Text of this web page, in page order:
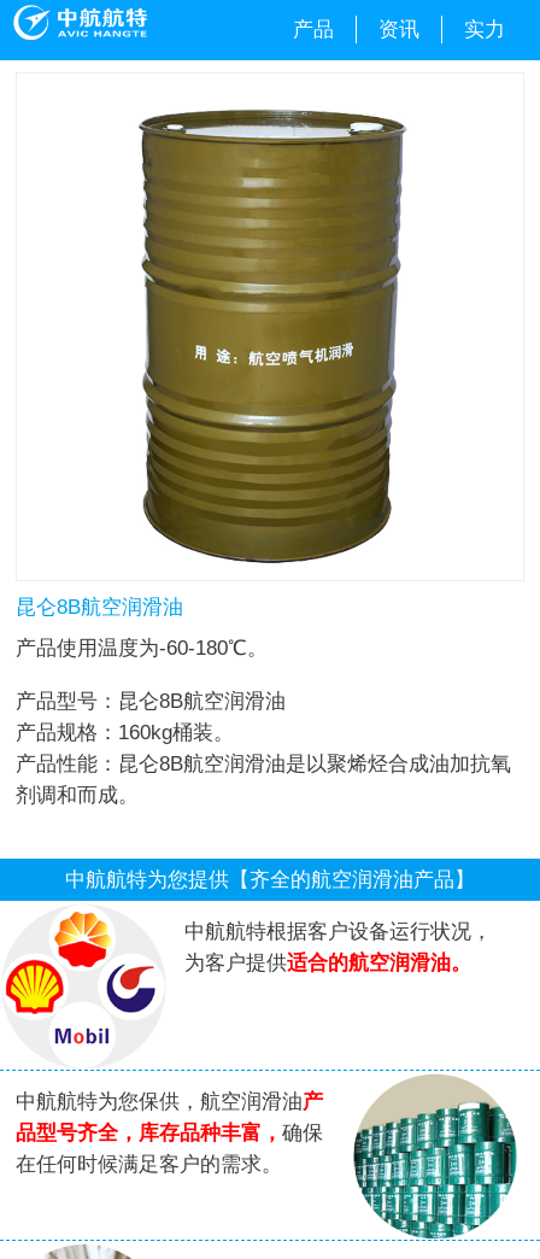
产品 资讯 实力
昆仑8B航空润滑油
产品使用温度为-60-180℃。
产品型号：昆仑8B航空润滑油
产品规格：160kg桶装。
产品性能：昆仑8B航空润滑油是以聚烯烃合成油加抗氧
剂调和而成。
中航航特为您提供【齐全的航空润滑油产品】
中航航特根据客户设备运行状况，
为客户提供适合的航空润滑油。
中航航特为您保供，航空润滑油产
品型号齐全，库存品种丰富，确保
在任何时候满足客户的需求。